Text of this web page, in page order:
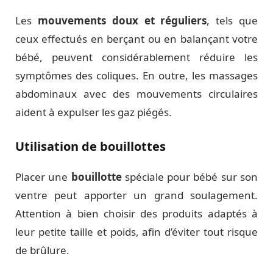
Les mouvements doux et réguliers, tels que
ceux effectués en berçant ou en balançant votre
bébé, peuvent considérablement réduire les
symptômes des coliques. En outre, les massages
abdominaux avec des mouvements circulaires
aident à expulser les gaz piégés.
Utilisation de bouillottes
Placer une bouillottespéciale pour bébé sur son
ventre peut apporter un grand soulagement.
Attention à bien choisir des produits adaptés à
leur petite taille et poids, afin d’éviter tout risque
de brûlure.